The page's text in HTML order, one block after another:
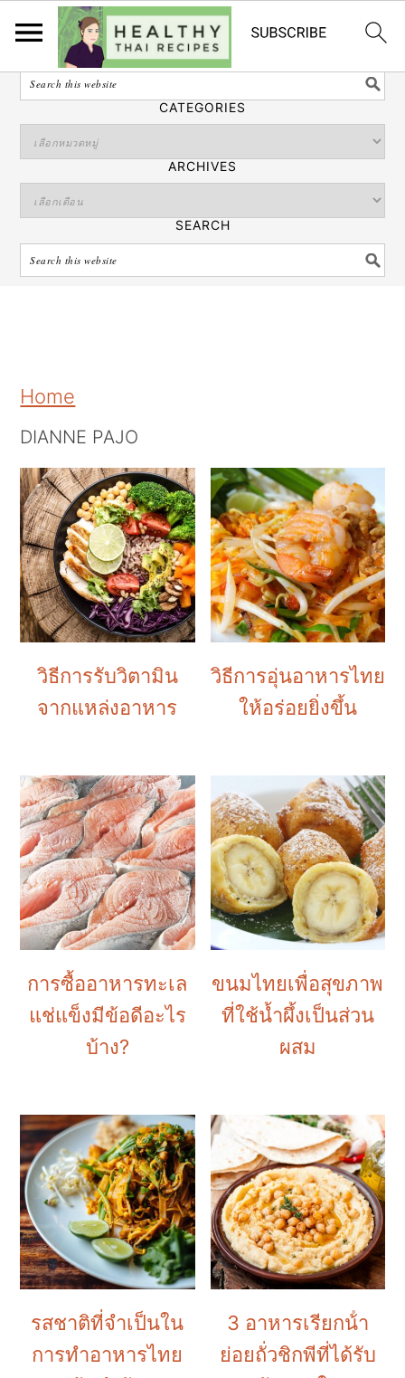
ไทย
SEARCH
CATEGORIES
ARCHIVES
SEARCH
k
i
p
t
o
p
r
i
n
a
v
i
g
a
k
i
p
t
o
m
a
i
t
e
n
t
k
i
p
t
o
p
r
i
s
i
d
e
b
a
Home
DIANNE PAJO
วิธีการรับวิตามิน
จากแหล่งอาหาร
วิธีการอุ่นอาหารไทย
ให้อร่อยยิ่งขึ้น
การซื้ออาหารทะเล
แช่แข็งมีข้อดีอะไร
บ้าง?
ขนมไทยเพื่อสุขภาพ
ที่ใช้น้ำผึ้งเป็นส่วน
ผสม
รสชาติที่จำเป็นใน
การทำอาหารไทย
3 อาหารเรียกน้ํา
ย่อยถั่วชิกพีที่ได้รับ